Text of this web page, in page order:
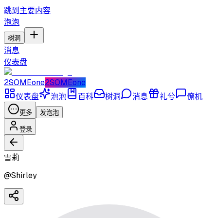
跳到主要内容
泡泡
树洞
消息
仪表盘
2SOMEone2SOMEone
仪表盘
泡泡 百科 树洞 消息 礼兮 僚机
更多 发泡泡
登录
雪莉
@Shirley